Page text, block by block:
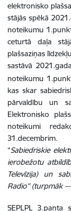
elektronisko
stājās spēkā
noteikumu
ceturtā daļa
plašsaziņas
sastāvā
noteikumu
kas skar
pārvaldību un
Elektronisko
noteikumi
“Sabiedriskie
ierobežotu
Televīzija) un
Radio” (turpmāk
SEPLPL 3.panta